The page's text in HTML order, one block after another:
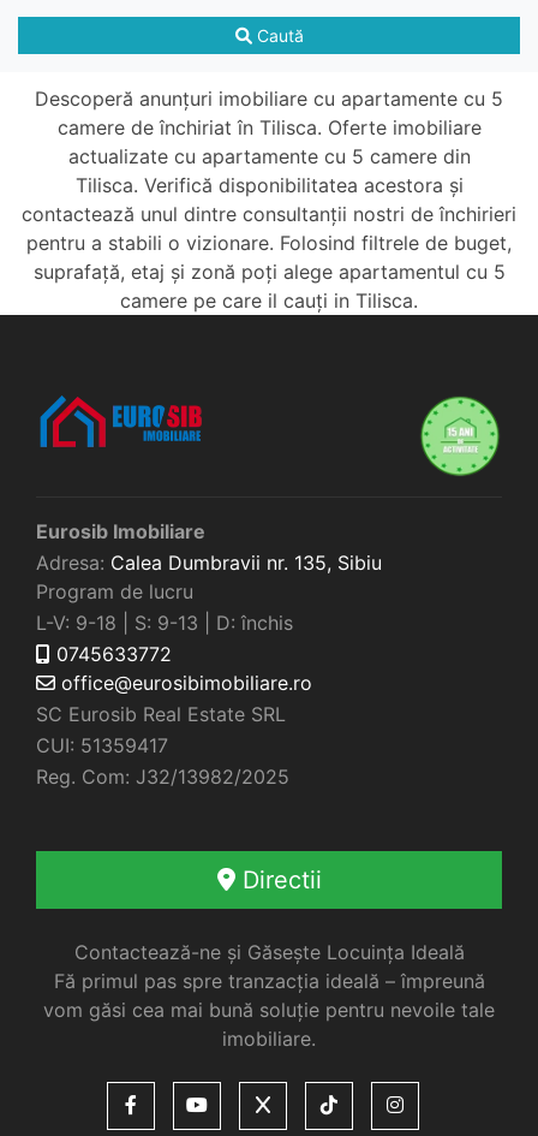
Caută
Descoperă anunțuri imobiliare cu apartamente cu 5
camere de închiriat în Tilisca. Oferte imobiliare
actualizate cu apartamente cu 5 camere din
Tilisca. Verifică disponibilitatea acestora și
contactează unul dintre consultanții nostri de închirieri
pentru a stabili o vizionare. Folosind filtrele de buget,
suprafață, etaj și zonă poți alege apartamentul cu 5
camere pe care il cauți in Tilisca.
Eurosib Imobiliare
Adresa: Calea Dumbravii nr. 135, Sibiu
Program de lucru
L-V: 9-18 | S: 9-13 | D: închis
0745633772
office@eurosibimobiliare.ro
SC Eurosib Real Estate SRL
CUI: 51359417
Reg. Com: J32/13982/2025
Directii
Contactează-ne și Găsește Locuința Ideală
Fă primul pas spre tranzacția ideală – împreună
vom găsi cea mai bună soluție pentru nevoile tale
imobiliare.